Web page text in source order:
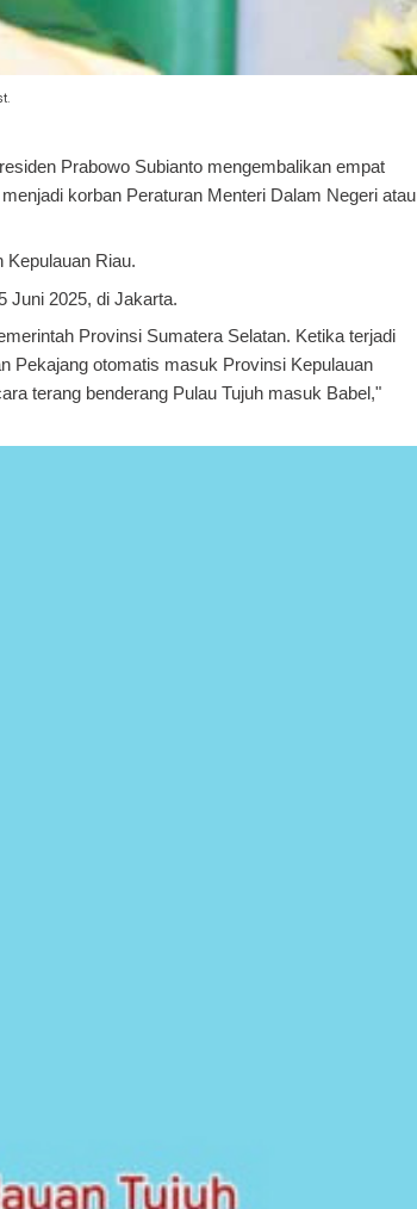
Prabowo Subianto mengembalikan empat
korban Peraturan Menteri Dalam Negeri atau
Kepulauan Riau.
Juni 2025, di Jakarta.
Provinsi Sumatera Selatan. Ketika terjadi
Pekajang otomatis masuk Provinsi Kepulauan
terang benderang Pulau Tujuh masuk Babel,"